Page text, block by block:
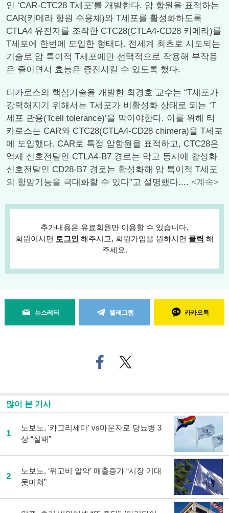
인 ‘CAR-CTC28 T세포'를 개발한다. 암 항원을 표적하는
CAR(키메라 항원 수용체)와 T세포를 활성화하도록
CTLA4 유전자를 조작한 CTC28(CTLA4-CD28 키메라)를
T세포에 한번에 도입한 형태다. 전세계 최초로 시도되는
기술로 암 특이적 T세포에만 선택적으로 작용해 부작용
은 줄이면서 효능은 증진시킬 수 있도록 했다.
티카로스의 핵심기술을 개발한 최경호 교수는 “T세포가
강력해지기 위해서는 T세포가 비활성화 상태로 되는 ‘T
세포 관용(Tcell tolerance)’을 막아야한다. 이를 위해 티
카로스는 CAR와 CTC28(CTLA4-CD28 chimera)을 T세포
에 도입했다. CAR로 특정 암항원을 표적하고, CTC28은
억제 신호전달인 CTLA4-B7 경로는 막고 동시에 활성화
신호전달인 CD28-B7 경로는 활성화해 암 특이적 T세포
의 항암기능을 극대화할 수 있다”고 설명했다.... <계속>
추가내용은 유료회원만 이용할 수 있습니다.
회원이시면 로그인 해주시고, 회원가입을 원하시면 클릭 해
주세요.
뉴스레터 텔레그램 카카오톡
페
이
기
사
공
트위
터로
많이 본 기사
1
노보노, '카그리세마' vs마운자로 당뇨병 3
상 “실패”
2
노보노, ‘위고비 알약’ 매출증가 “시장 기대
못미쳐”